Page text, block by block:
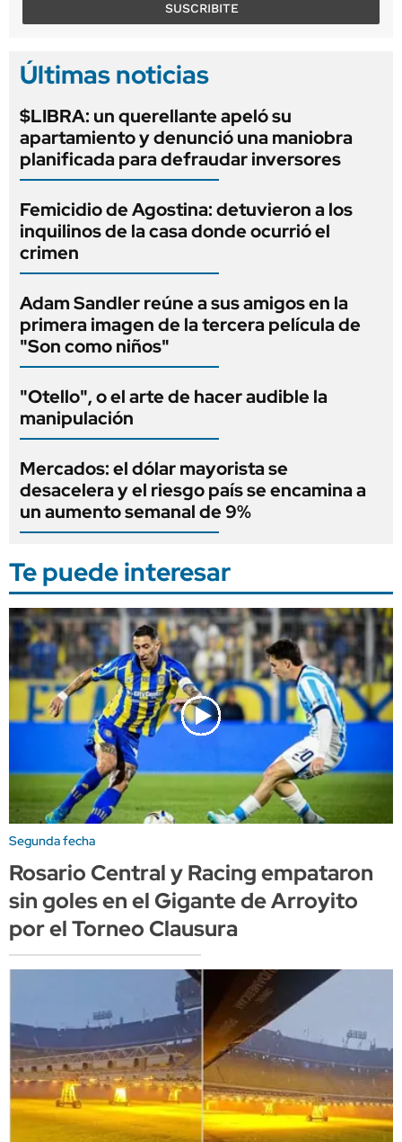
SUSCRIBITE
Últimas noticias
$LIBRA: un querellante apeló su
apartamiento y denunció una maniobra
planificada para defraudar inversores
Femicidio de Agostina: detuvieron a los
inquilinos de la casa donde ocurrió el
crimen
Adam Sandler reúne a sus amigos en la
primera imagen de la tercera película de
"Son como niños"
"Otello", o el arte de hacer audible la
manipulación
Mercados: el dólar mayorista se
desacelera y el riesgo país se encamina a
un aumento semanal de 9%
Te puede interesar
Segunda fecha
Rosario Central y Racing empataron
sin goles en el Gigante de Arroyito
por el Torneo Clausura